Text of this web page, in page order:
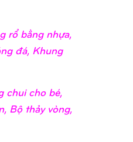
rổ bằng nhựa,
đá, Khung
chui cho bé,
Bộ thảy vòng,